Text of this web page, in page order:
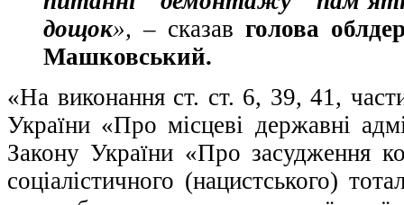
дощок», – сказав голова
Машковський.
«На виконання ст. ст. 6, 39, 41,
України «Про місцеві державні
Закону України «Про засудження
соціалістичного (нацистського)